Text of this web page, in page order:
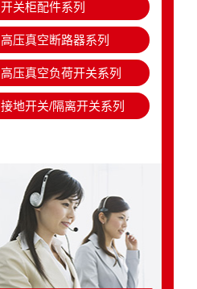
开关柜配件系列
高压真空断路器系列
高压真空负荷开关系列
接地开关/隔离开关系列